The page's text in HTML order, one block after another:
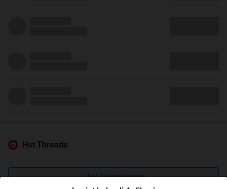
Hot Threads
Lihat Selengkapnya